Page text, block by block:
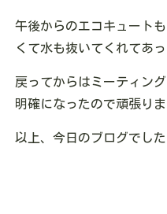
午後からのエコキュート
くて水も抜いてくれてあ
戻ってからはミーティン
明確になったので頑張りま
以上、今日のブログでした